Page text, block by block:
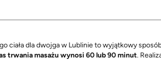
ciała dla dwojga w Lublinie to wyjątkowy
trwania masażu wynosi 60 lub 90 minut.